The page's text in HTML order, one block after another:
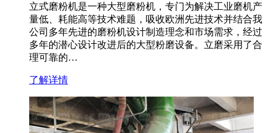
立式磨粉机是一种大型磨粉机，专门为解决工业磨机产
量低、耗能高等技术难题，吸收欧洲先进技术并结合我
公司多年先进的磨粉机设计制造理念和市场需求，经过
多年的潜心设计改进后的大型粉磨设备。立磨采用了合
理可靠的…
了解详情